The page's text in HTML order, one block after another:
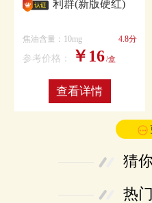
利群(新版硬红)
焦油含量：10mg 4.8分
参考价格： ￥16/盒
查看详情
猜
热